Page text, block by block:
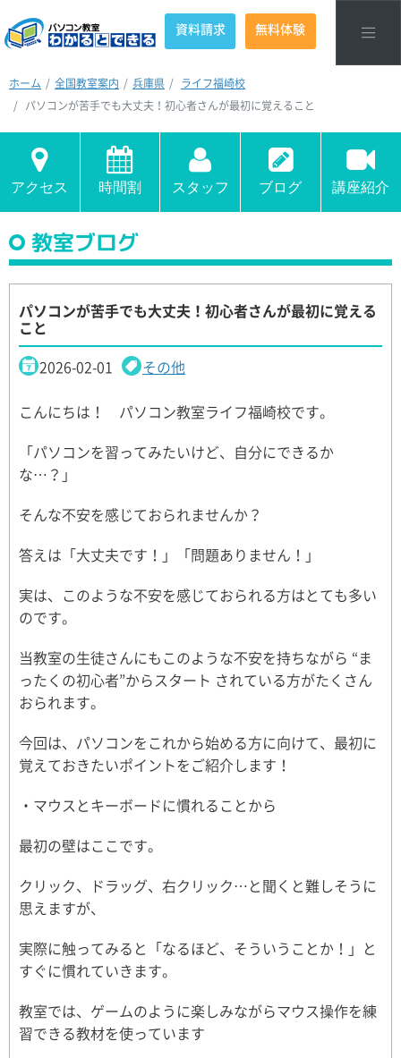
資料請求 無料体験
ホーム 全国教室案内 兵庫県
ライフ福崎校
パソコンが苦手でも大丈夫！初心者さんが最初に覚えること
アクセス 時間割 スタッフ ブログ 講座紹介
教室ブログ
パソコンが苦手でも大丈夫！初心者さんが最初に覚える
こと
2026-02-01
その他
こんにちは！ パソコン教室ライフ福崎校です。
「パソコンを習ってみたいけど、自分にできるか
な…？」
そんな不安を感じておられませんか？
答えは「大丈夫です！」「問題ありません！」
実は、このような不安を感じておられる方はとても多い
のです。
当教室の生徒さんにもこのような不安を持ちながら “ま
ったくの初心者”からスタート されている方がたくさん
おられます。
今回は、パソコンをこれから始める方に向けて、最初に
覚えておきたいポイントをご紹介します！
・マウスとキーボードに慣れることから
最初の壁はここです。
クリック、ドラッグ、右クリック…と聞くと難しそうに
思えますが、
実際に触ってみると「なるほど、そういうことか！」と
すぐに慣れていきます。
教室では、ゲームのように楽しみながらマウス操作を練
習できる教材を使っています